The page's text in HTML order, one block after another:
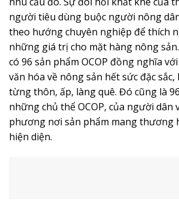
người tiêu dùng từ màu sắc, biểu
Chất lượng sản phẩm phải uy tín.
không chỉ biết làm ra sản phẩm mà
thị, bán hàng để nâng cao giá trị cho
nghiệp mình đã “một nắng hai
Khát vọng của những giá trị
Sau 20 năm gắn bó với cây sầu riêng
giới thuộc ấp 6, xã Lộc Hòa, huyện